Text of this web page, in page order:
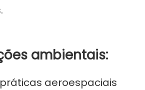
ambientais:
aeroespaciais